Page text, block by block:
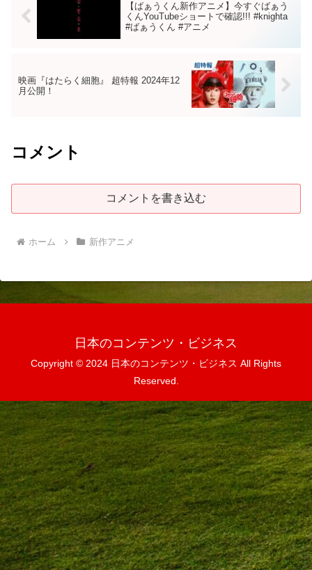
【ばぁうくん新作アニメ】今すぐばぁう
くんYouTubeショートで確認!!! #knighta
#ばぁうくん #アニメ
映画『はたらく細胞』 超特報 2024年12
月公開！
コメント
コメントを書き込む
ホーム 新作アニメ
日本のコンテンツ・ビジネス
Copyright © 2024 日本のコンテンツ・ビジネス All Rights
Reserved.